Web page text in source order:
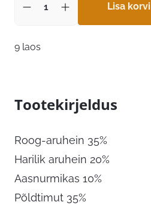
Lisa korvi
9 laos
Tootekirjeldus
Roog-aruhein 35%
Harilik aruhein 20%
Aasnurmikas 10%
Põldtimut 35%